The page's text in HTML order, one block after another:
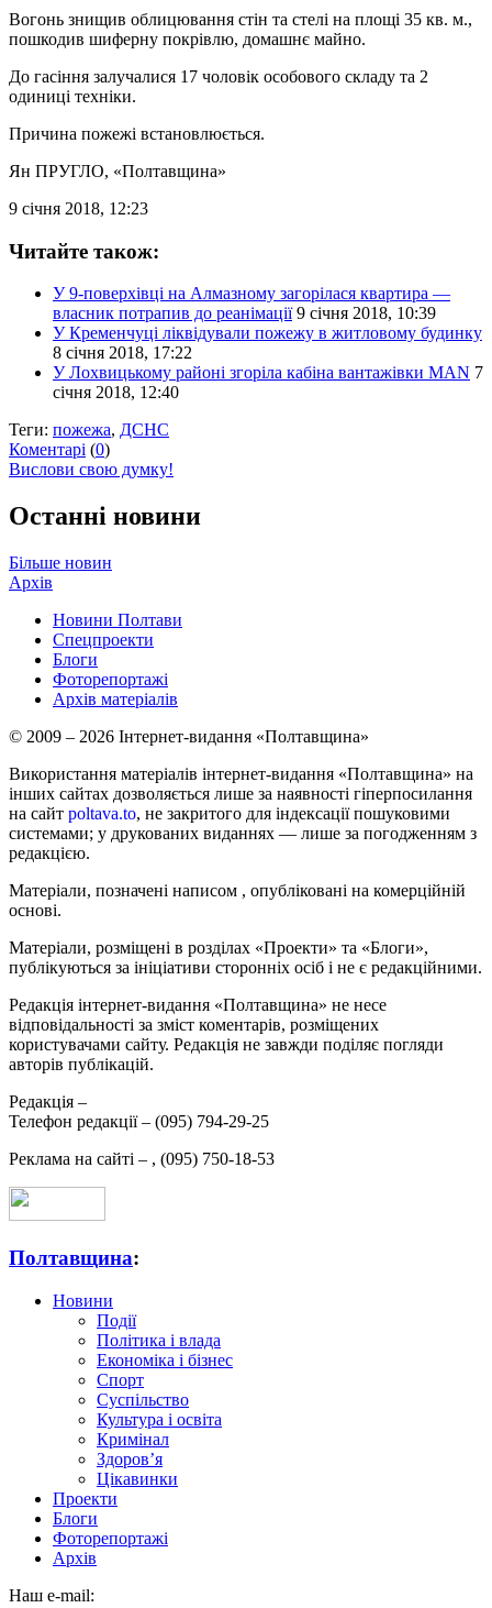
Вогонь знищив облицювання стін та стелі на площі 35 кв. м.,
пошкодив шиферну покрівлю, домашнє майно.
До гасіння залучалися 17 чоловік особового складу та 2
одиниці техніки.
Причина пожежі встановлюється.
Ян ПРУГЛО, «Полтавщина»
9 січня 2018, 12:23
Читайте також:
У 9-поверхівці на Алмазному загорілася квартира —
власник потрапив до реанімації 9 січня 2018, 10:39
У Кременчуці ліквідували пожежу в житловому будинку
8 січня 2018, 17:22
У Лохвицькому районі згоріла кабіна вантажівки MAN 7
січня 2018, 12:40
Теги: пожежа, ДСНС
Коментарі (0)
Вислови свою думку!
Останні новини
Більше новин
Архів
Новини Полтави
Спецпроекти
Блоги
Фоторепортажі
Архів матеріалів
© 2009 – 2026 Інтернет-видання «Полтавщина»
Використання матеріалів інтернет-видання «Полтавщина» на
інших сайтах дозволяється лише за наявності гіперпосилання
на сайт poltava.to, не закритого для індексації пошуковими
системами; у друкованих виданнях — лише за погодженням з
редакцією.
Матеріали, позначені написом , опубліковані на комерційній
основі.
Матеріали, розміщені в розділах «Проекти» та «Блоги»,
публікуються за ініціативи сторонніх осіб і не є редакційними.
Редакція інтернет-видання «Полтавщина» не несе
відповідальності за зміст коментарів, розміщених
користувачами сайту. Редакція не завжди поділяє погляди
авторів публікацій.
Редакція –
Телефон редакції – (095) 794-29-25
Реклама на сайті – , (095) 750-18-53
Полтавщина:
Новини
Події
Політика і влада
Економіка і бізнес
Спорт
Суспільство
Культура і освіта
Кримінал
Здоров’я
Цікавинки
Проекти
Блоги
Фоторепортажі
Архів
Наш e-mail: